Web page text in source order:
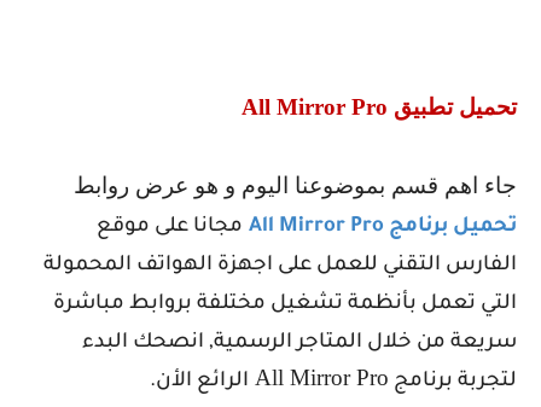
تحميل تطبيق All Mirror Pro
جاء اهم قسم بموضوعنا اليوم و هو عرض روابط
تحميل برنامج All Mirror Pro مجانا على موقع
الفارس التقني للعمل على اجهزة الهواتف المحمولة
التي تعمل بأنظمة تشغيل مختلفة بروابط مباشرة
سريعة من خلال المتاجر الرسمية, انصحك البدء
لتجربة برنامج All Mirror Pro الرائع الأن.